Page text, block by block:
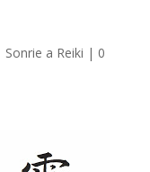
Sonrie a Reiki | 0